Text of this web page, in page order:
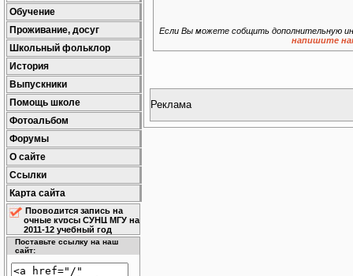
Обучение
Проживание, досуг
Школьный фольклор
История
Выпускники
Помощь школе
Фотоальбом
Форумы
О сайте
Ссылки
Карта сайта
Проводится запись на
очные курсы СУНЦ МГУ на
2011-12 учебный год
Поставьте ссылку на наш
сайт:
Если Вы можете собщить дополнительную
напишите
Реклама